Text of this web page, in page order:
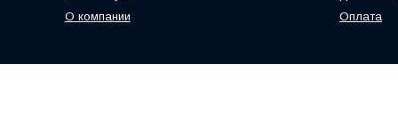
О компании
Оплата